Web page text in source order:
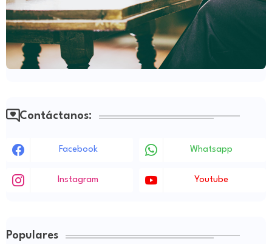
Contáctanos:
Facebook Whatsapp
Instagram Youtube
Populares